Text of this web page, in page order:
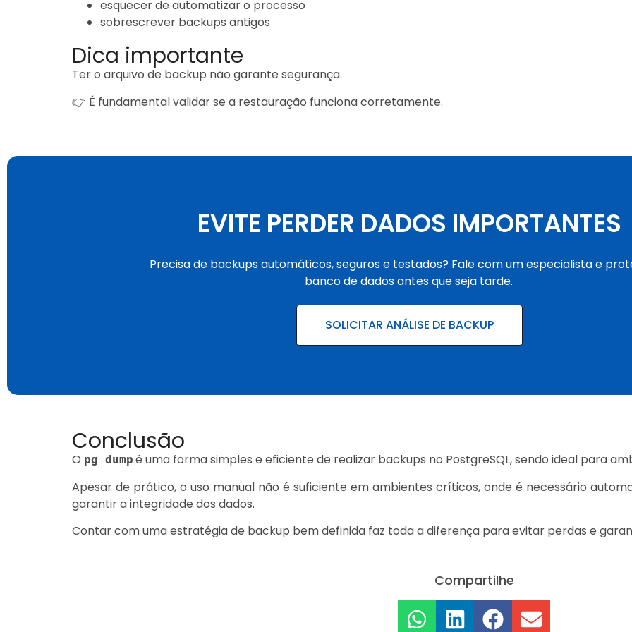
esquecer de automatizar o processo
sobrescrever backups antigos
Dica importante
Ter o arquivo de backup não garante segurança.
👉 É fundamental validar se a restauração funciona corretamente.
EVITE PERDER DADOS IMPORTANTES
Precisa de backups automáticos, seguros e testados? Fale com um especialista e
banco de dados antes que seja tarde.
SOLICITAR ANÁLISE DE BACKUP
Conclusão
O pg_dump é uma forma simples e eficiente de realizar backups no PostgreSQL, sendo ideal para
Apesar de prático, o uso manual não é suficiente em ambientes críticos, onde é necessário
garantir a integridade dos dados.
Contar com uma estratégia de backup bem definida faz toda a diferença para evitar perdas e
Compartilhe